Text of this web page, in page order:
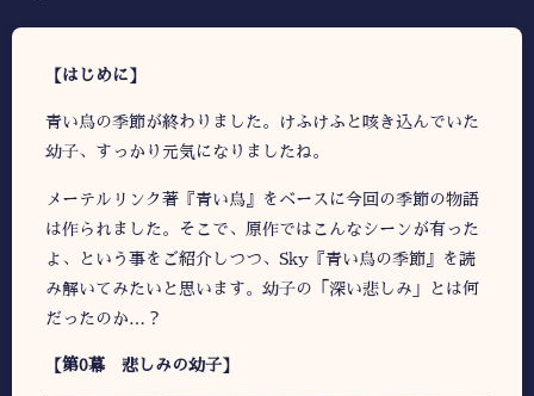
【はじめに】
青い鳥の季節が終わりました。けふけふと咳き込んでいた
幼子、すっかり元気になりましたね。
メーテルリンク著『青い鳥』をベースに今回の季節の物語
は作られました。そこで、原作ではこんなシーンが有った
よ、という事をご紹介しつつ、Sky『青い鳥の季節』を読
み解いてみたいと思います。幼子の「深い悲しみ」とは何
だったのか…？
【第0幕 悲しみの幼子】